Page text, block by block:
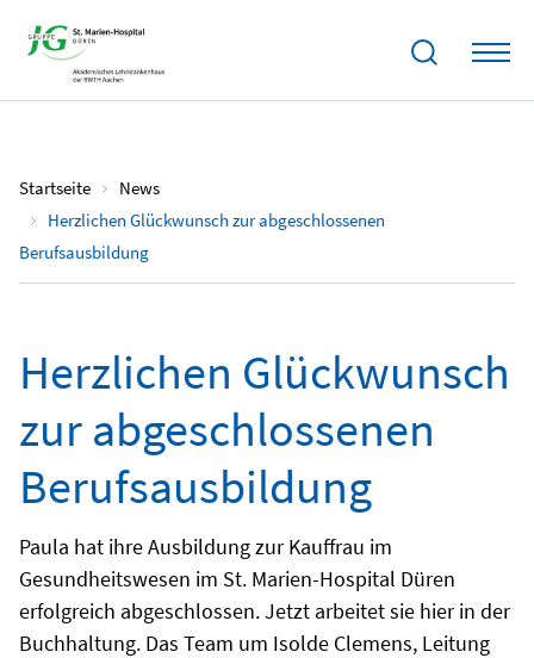
Startseite
News
Herzlichen Glückwunsch zur abgeschlossenen
Berufsausbildung
01.02.2022
Herzlichen Glückwunsch
zur abgeschlossenen
Berufsausbildung
Paula hat ihre Ausbildung zur Kauffrau im
Gesundheitswesen im St. Marien-Hospital Düren
erfolgreich abgeschlossen. Jetzt arbeitet sie hier in der
Buchhaltung. Das Team um Isolde Clemens, Leitung